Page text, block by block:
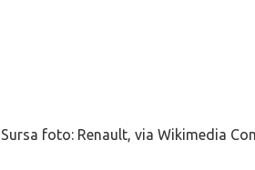
Sursa foto: Renault, via Wikimedia